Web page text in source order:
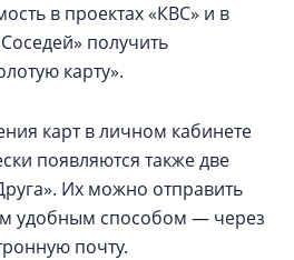
в проектах «КВС» и в
получить
карту».
карт в личном кабинете
появляются также две
Их можно отправить
удобным способом — через
почту.